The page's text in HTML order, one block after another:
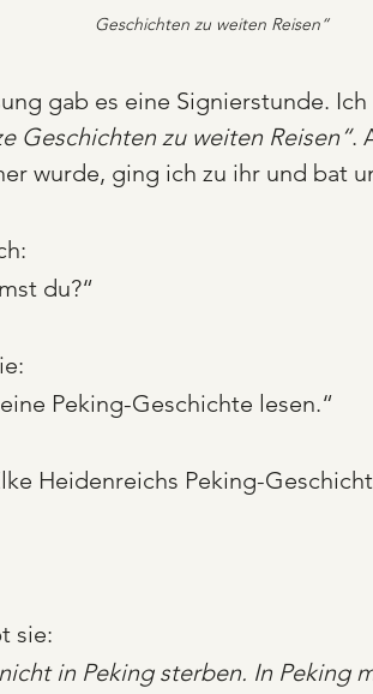
Geschichten zu weiten Reisen“
gab es eine Signierstunde.
Geschichten zu weiten Reisen“.
wurde, ging ich zu ihr und bat
du?“
Peking-Geschichte lesen.“
Heidenreichs Peking-
sie:
in Peking sterben. In Peking